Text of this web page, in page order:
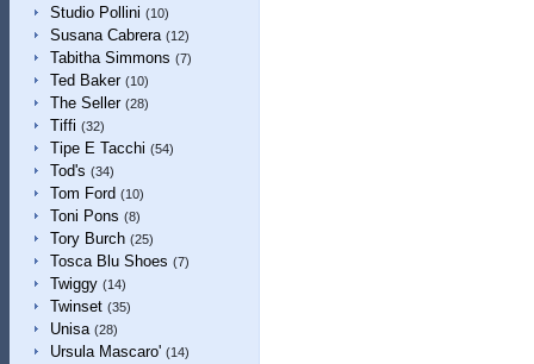
Studio Pollini (10)
Susana Cabrera (12)
Tabitha Simmons (7)
Ted Baker (10)
The Seller (28)
Tiffi (32)
Tipe E Tacchi (54)
Tod's (34)
Tom Ford (10)
Toni Pons (8)
Tory Burch (25)
Tosca Blu Shoes (7)
Twiggy (14)
Twinset (35)
Unisa (28)
Ursula Mascaro' (14)